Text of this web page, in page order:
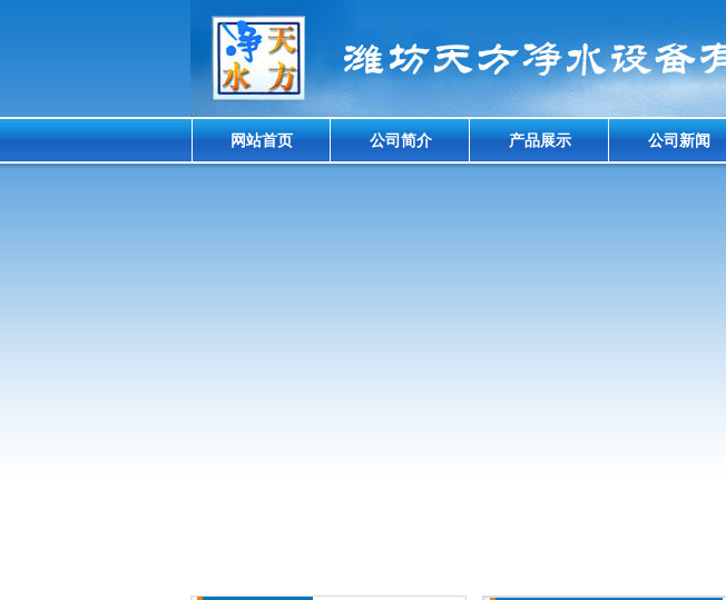
网站首页 公司简介 产品展示 公司新闻